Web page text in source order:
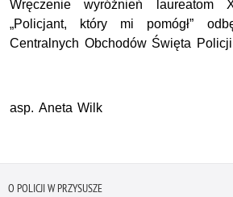
Wręczenie wyróżnień laureatom
„Policjant, który mi pomógł”
Centralnych Obchodów Święta
asp. Aneta Wilk
O POLICJI W PRZYSUSZE